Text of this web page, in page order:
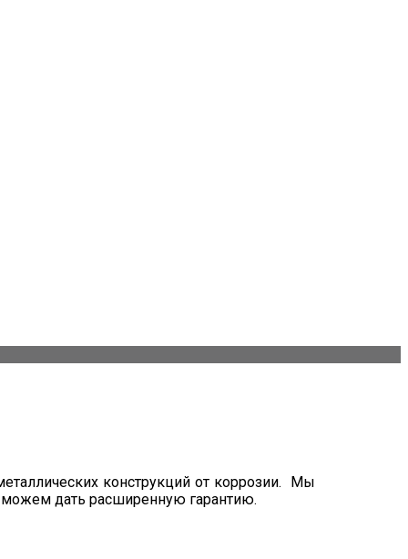
конструкций от коррозии. Мы
можем дать расширенную гарантию.